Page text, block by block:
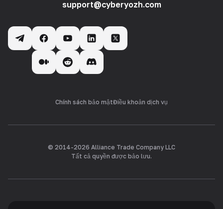
support@cyberyozh.com
Chính sách bảo mậtĐiều khoản dịch vụ
© 2014-2026 Alliance Trade Company LLC
Tất cả quyền được bảo lưu.